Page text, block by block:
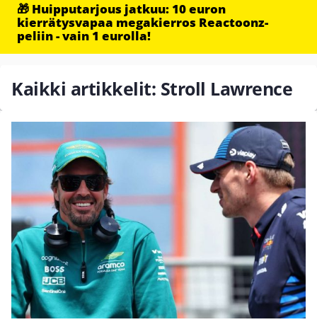
🎁 Huipputarjous jatkuu: 10 euron
kierrätysvapaa megakierros Reactoonz-
peliin - vain 1 eurolla!
Kaikki artikkelit: Stroll Lawrence